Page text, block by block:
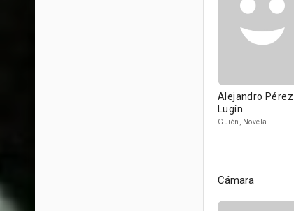
Alejandro Pérez
Lugín
Guión, Novela
Cámara